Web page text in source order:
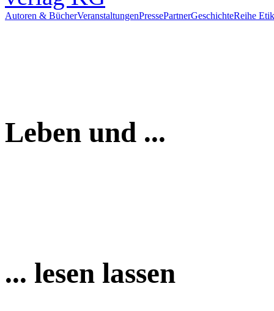
Autoren & BücherVeranstaltungenPressePartnerGeschichteReihe
Leben und ...
... lesen lassen